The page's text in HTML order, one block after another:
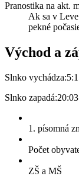
Pranostika na akt.
Ak sa v
pekné
Východ a
Slnko vychádza:
Slnko zapadá:20:03
1. písomná
Počet
ZŠ a MŠ